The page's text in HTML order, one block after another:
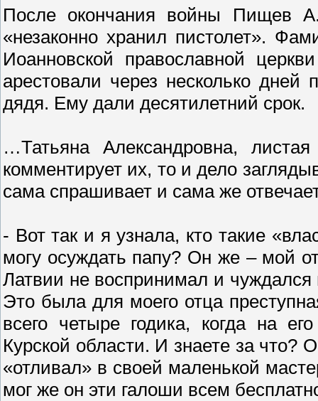
После окончания войны Пищев
«незаконно хранил пистолет».
Иоанновской православной
арестовали через несколько
дядя. Ему дали десятилетний срок.
…Татьяна Александровна,
комментирует их, то и дело
сама спрашивает и сама же
- Вот так и я узнала, кто такие
могу осуждать папу? Он же – мой
Латвии не воспринимал и
Это была для моего отца
всего четыре годика, когда на
Курской области. И знаете за что?
«отливал» в своей маленькой
мог же он эти галоши всем